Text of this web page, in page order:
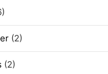
(2)
(2)